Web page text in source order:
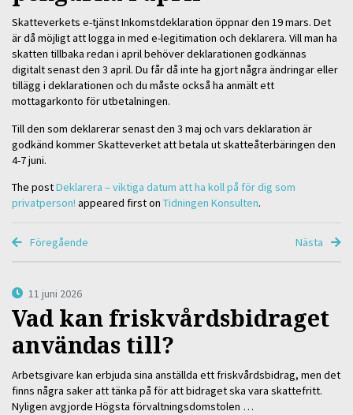
Skatteverkets e-tjänst Inkomstdeklaration öppnar den 19 mars. Det
är då möjligt att logga in med e-legitimation och deklarera. Vill man ha
skatten tillbaka redan i april behöver deklarationen godkännas
digitalt senast den 3 april. Du får då inte ha gjort några ändringar eller
tillägg i deklarationen och du måste också ha anmält ett
mottagarkonto för utbetalningen.
Till den som deklarerar senast den 3 maj och vars deklaration är
godkänd kommer Skatteverket att betala ut skatteåterbäringen den
4-7 juni.
The postDeklarera – viktiga datum att ha koll på för dig som
privatperson! appeared first on Tidningen Konsulten.
Föregående Nästa
11 juni 2026
Vad kan friskvårdsbidraget
användas till?
Arbetsgivare kan erbjuda sina anställda ett friskvårdsbidrag, men det
finns några saker att tänka på för att bidraget ska vara skattefritt.
Nyligen avgjorde Högsta förvaltningsdomstolen …